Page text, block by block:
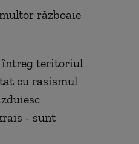
războaie
întreg teritoriul
cu rasismul
- sunt